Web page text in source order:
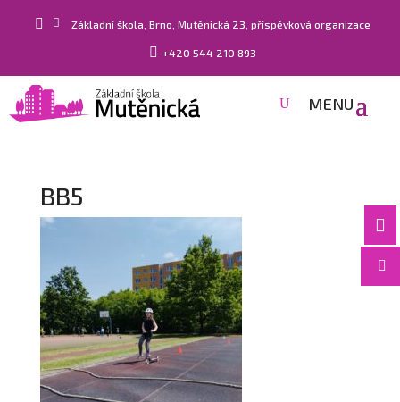
  Základní škola, Brno, Mutěnická 23, příspěvková organizace
 +420 544 210 893


BB5